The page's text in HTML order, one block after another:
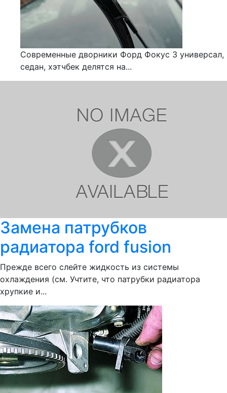
Современные дворники Форд Фокус 3 универсал,
седан, хэтчбек делятся на...
Замена патрубков
радиатора ford fusion
Прежде всего слейте жидкость из системы
охлаждения (см. Учтите, что патрубки радиатора
хрупкие и...